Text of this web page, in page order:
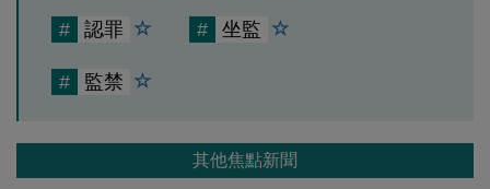
# 認罪 # 坐監
# 監禁
其他焦點新聞